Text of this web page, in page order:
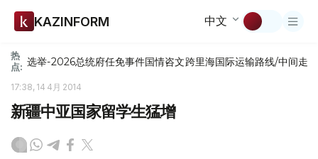
KAZINFORM 中文
热
点: 选举-2026总统府任免事件国情咨文跨里海国际运输路线/中间走廊
17:38, 14 4月 2014
新疆中亚国家留学生猛增